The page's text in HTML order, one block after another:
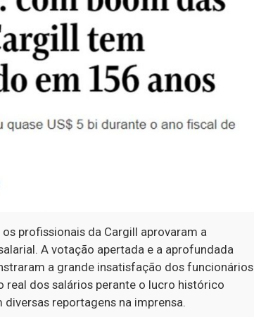
profissionais da Cargill aprovaram a
A votação apertada e a aprofundada
a grande insatisfação dos funcionários
real dos salários perante o lucro histórico
reportagens na imprensa.